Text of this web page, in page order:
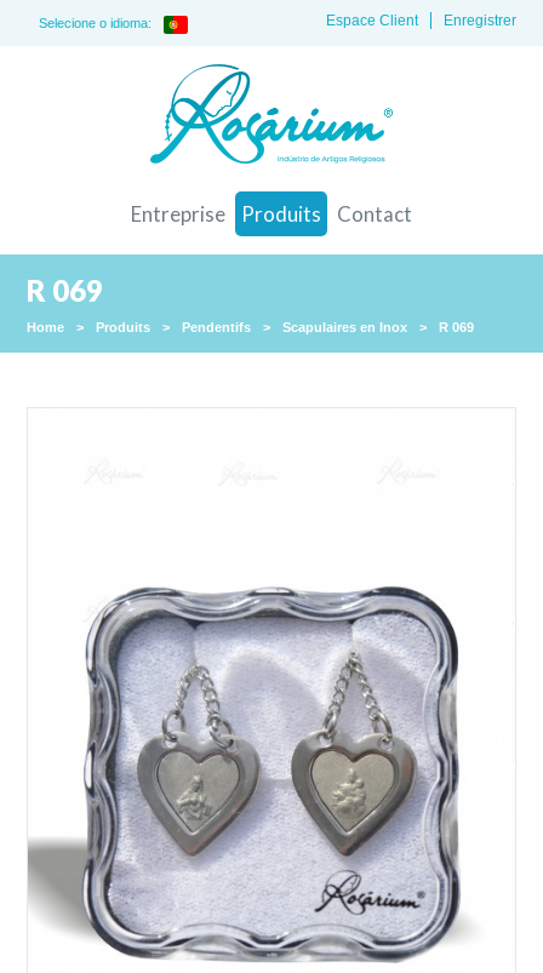
Selecione o idioma: Enregistrer
Espace Client
Entreprise Produits Contact
R 069
Home > Produits > Pendentifs > Scapulaires en Inox > R 069